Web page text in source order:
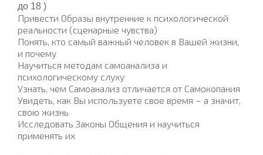
до 18 )
Привести Образы внутренние к психологической
реальности (сценарные чувства)
Понять, кто самый важный человек в Вашей жизни,
и почему
Научиться методам самоанализа и
психологическому слуху
Узнать, чем Самоанализ отличается от Самокопания
Увидеть, как Вы используете свое время – а значит,
свою жизнь
Исследовать Законы Общения и научиться
применять их